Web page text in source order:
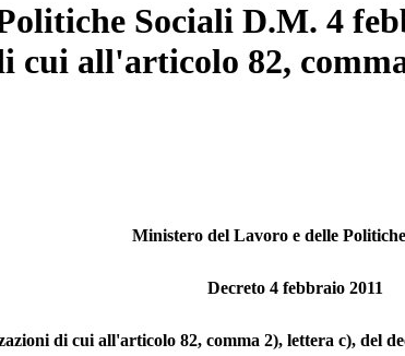
Sociali D.M. 4
cui all'articolo 82,
Ministero del Lavoro e delle
Decreto 4 febbraio 2011
di cui all'articolo 82, comma 2), lettera c), del